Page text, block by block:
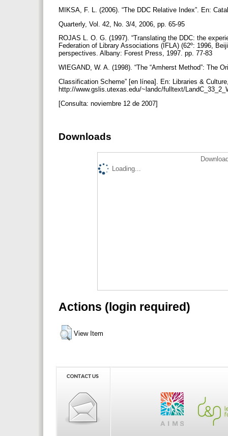
MIKSA, F. L. (2006). “The DDC Relative Index”. En:
Quarterly, Vol. 42, No. 3/4, 2006, pp. 65-95
ROJAS L. O. G. (1997). “Translating the DDC: the
Federation of Library Associations (IFLA) (62º: 1996,
perspectives. Albany: Forest Press, 1997. pp. 77-83
WIEGAND, W. A. (1998). “The “Amherst Method”: The
Classification Scheme” [en línea]. En: Libraries &
http://www.gslis.utexas.edu/~landc/fulltext/
[Consulta: noviembre 12 de 2007]
Downloads
Loading...
Actions (login required)
View Item